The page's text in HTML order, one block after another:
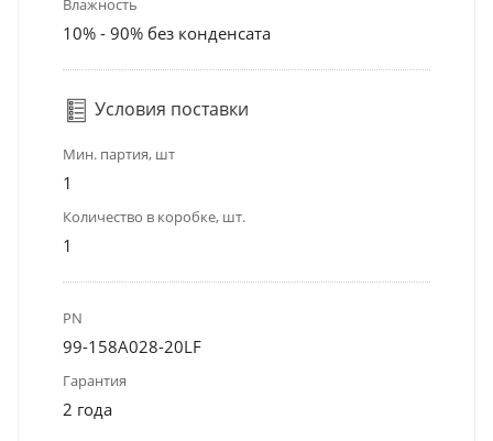
Влажность
10% - 90% без конденсата
Условия поставки
Мин. партия, шт
1
Количество в коробке, шт.
1
PN
99-158A028-20LF
Гарантия
2 года